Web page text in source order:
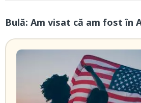
Bulă: Am visat că am fost în